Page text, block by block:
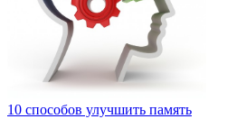
10 способов улучшить память